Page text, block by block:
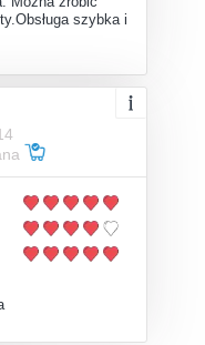
szybka i